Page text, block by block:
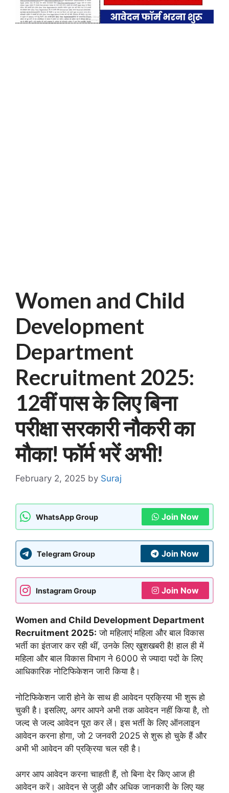
Women and Child
Development
Department
Recruitment 2025:
12वीं पास के लिए बिना
परीक्षा सरकारी नौकरी का
मौका! फॉर्म भरें अभी!
February 2, 2025 by Suraj
WhatsApp Group Join Now
Telegram Group Join Now
Instagram Group Join Now
Women and Child Development Department
Recruitment 2025: जो महिलाएं महिला और बाल विकास
भर्ती का इंतजार कर रही थीं, उनके लिए खुशखबरी है! हाल ही में
महिला और बाल विकास विभाग ने 6000 से ज्यादा पदों के लिए
आधिकारिक नोटिफिकेशन जारी किया है।
नोटिफिकेशन जारी होने के साथ ही आवेदन प्रक्रिया भी शुरू हो
चुकी है। इसलिए, अगर आपने अभी तक आवेदन नहीं किया है, तो
जल्द से जल्द आवेदन पूरा कर लें। इस भर्ती के लिए ऑनलाइन
आवेदन करना होगा, जो 2 जनवरी 2025 से शुरू हो चुके हैं और
अभी भी आवेदन की प्रक्रिया चल रही है।
अगर आप आवेदन करना चाहती हैं, तो बिना देर किए आज ही
आवेदन करें। आवेदन से जुड़ी और अधिक जानकारी के लिए यह